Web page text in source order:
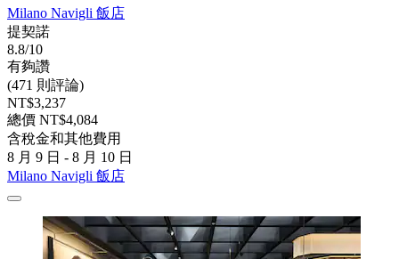
Milano Navigli 飯店
提契諾
8.8/10
有夠讚
(471 則評論)
NT$3,237
總價 NT$4,084
含稅金和其他費用
8 月 9 日 - 8 月 10 日
Milano Navigli 飯店